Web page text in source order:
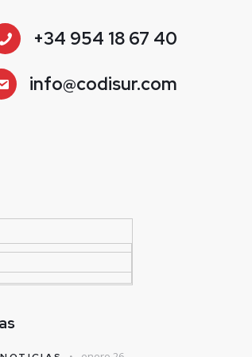
+34 954 18 67 40
info@codisur.com